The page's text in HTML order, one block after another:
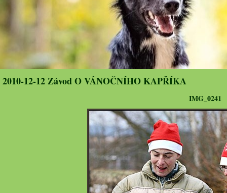
2010-12-12 Závod O VÁNOČNÍHO KAPŘÍKA
IMG_0241